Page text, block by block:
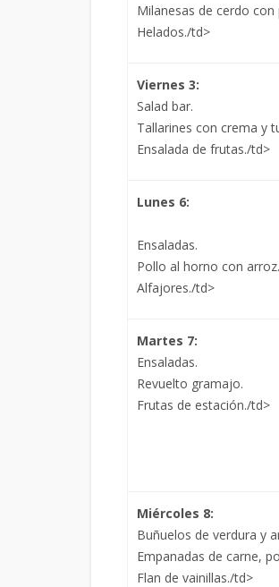
Milanesas de cerdo
Helados./td>
Viernes 3:
Salad bar.
Tallarines con crema y
Ensalada de frutas./td>
Lunes 6:
Ensaladas.
Pollo al horno con arroz.
Alfajores./td>
Martes 7:
Ensaladas.
Revuelto gramajo.
Frutas de estación./td>
Miércoles 8:
Buñuelos de verdura y
Empanadas de carne,
Flan de vainillas./td>